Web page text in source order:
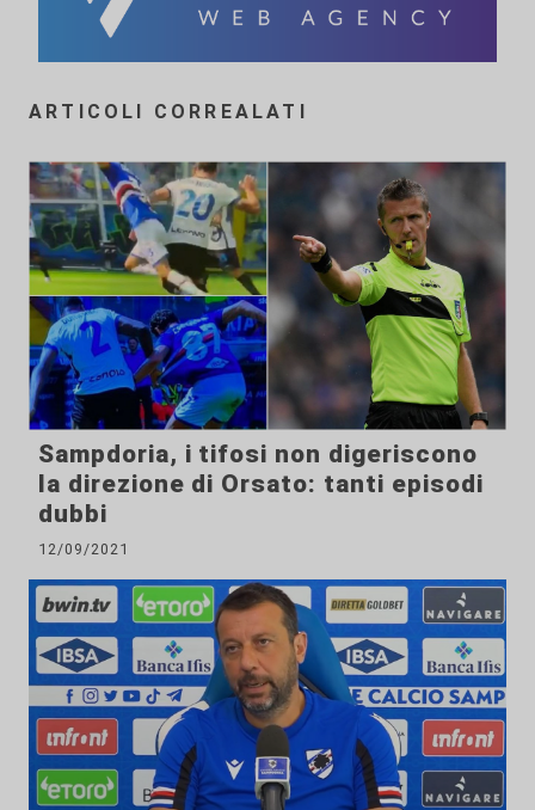
ARTICOLI CORREALATI
Sampdoria, i tifosi non digeriscono
la direzione di Orsato: tanti episodi
dubbi
12/09/2021